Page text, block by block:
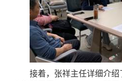
接着，张祥主任详细介绍